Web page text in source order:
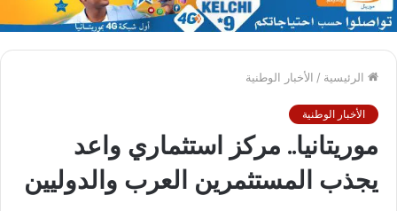
الرئيسية / الأخبار الوطنية
الأخبار الوطنية
موريتانيا.. مركز استثماري واعد
يجذب المستثمرين العرب والدوليين